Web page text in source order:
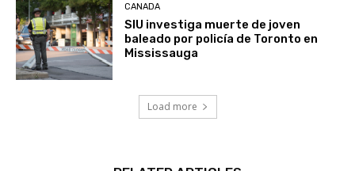
CANADA
SIU investiga muerte de joven
baleado por policía de Toronto en
Mississauga
Load more